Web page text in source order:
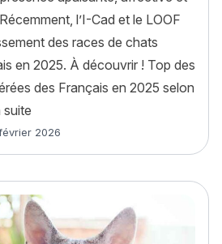
l’I-Cad et le LOOF
des races de chats
en 2025. À découvrir ! Top des
des Français en 2025 selon
suite
2026